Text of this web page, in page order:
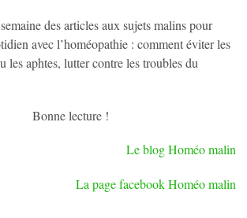
des articles aux sujets malins pour
avec l’homéopathie : comment éviter les
les aphtes, lutter contre les troubles du
Bonne lecture !
Le blog Homéo malin
La page facebook Homéo malin